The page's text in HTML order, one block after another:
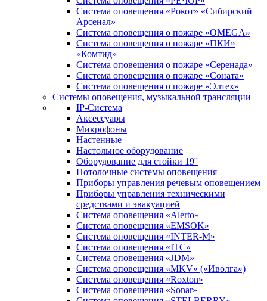
Система оповещения «Рокот» «Сибирский
Арсенал»
Система оповещения о пожаре «OMEGA»
Система оповещения о пожаре «ПКИ»
«Комтид»
Система оповещения о пожаре «Серенада»
Система оповещения о пожаре «Соната»
Система оповещения о пожаре «Элтех»
Системы оповещения, музыкальной трансляции
IP-Система
Аксессуары
Микрофоны
Настенные
Настольное оборудование
Оборудование для стойки 19''
Потолочные системы оповещения
Приборы управления речевым оповещением
Приборы управления техническими
средствами и эвакуацией
Система оповещения «Alerto»
Система оповещения «EMSOK»
Система оповещения «INTER-M»
Система оповещения «ITC»
Система оповещения «JDM»
Система оповещения «MKV» («Иволга»)
Система оповещения «Roxton»
Система оповещения «Sonar»